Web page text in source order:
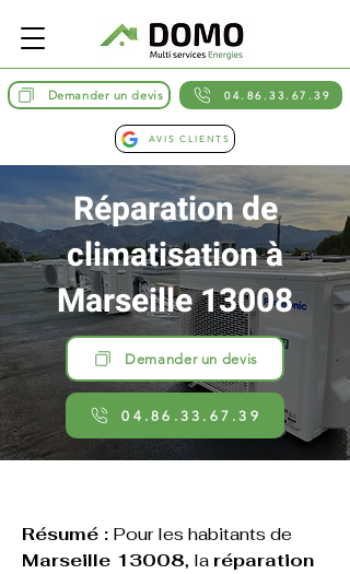
Demander un devis 04.86.33.67.39
AVIS CLIENTS
Réparation de
climatisation à
Marseille 13008
Demander un devis
04.86.33.67.39
Résumé : Pour les habitants de
Marseille 13008, la réparation